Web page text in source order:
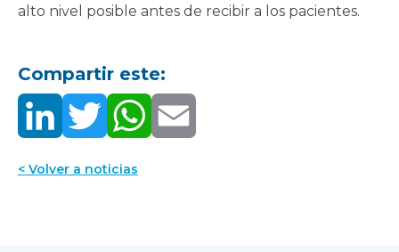
alto nivel posible antes de recibir a los pacientes.
Compartir este:
< Volver a noticias